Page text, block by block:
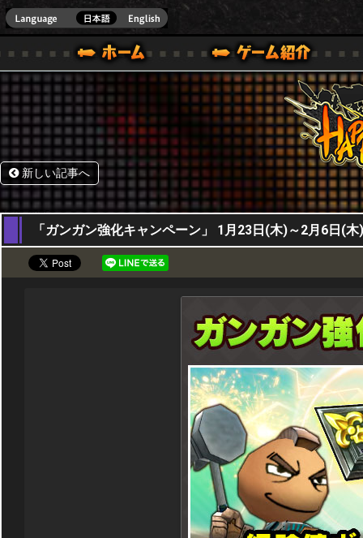
ONE VER.]
ガイド
ル｜HAPPY WARS(ハッピーウォーズ)公式サイト [ XBOX 360,XBOX ONE VER.]
サポート | HAPPY WARS(ハッピーウォーズ)公式サイ
新しい記事へ
23,01,2025
「ガンガン強化キャンペーン」 1月23日(木)～2月6日(木)